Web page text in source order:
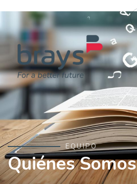
EQUIPO
Quiénes Somos